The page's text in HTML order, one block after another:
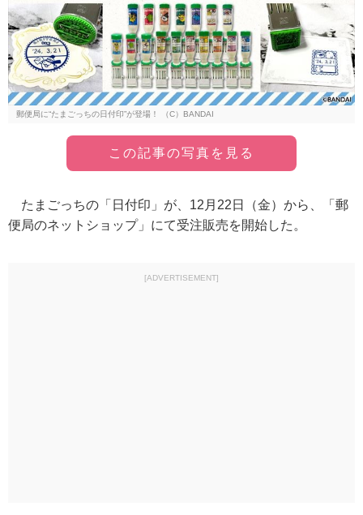
郵便局に“たまごっちの日付印”が登場！ （C）BANDAI
この記事の写真を見る
たまごっちの「日付印」が、12月22日（金）から、「郵
便局のネットショップ」にて受注販売を開始した。
[ADVERTISEMENT]